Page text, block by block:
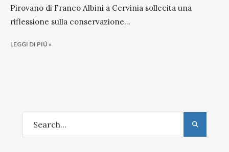
Pirovano di Franco Albini a Cervinia sollecita una
riflessione sulla conservazione...
LEGGI DI PIÚ »